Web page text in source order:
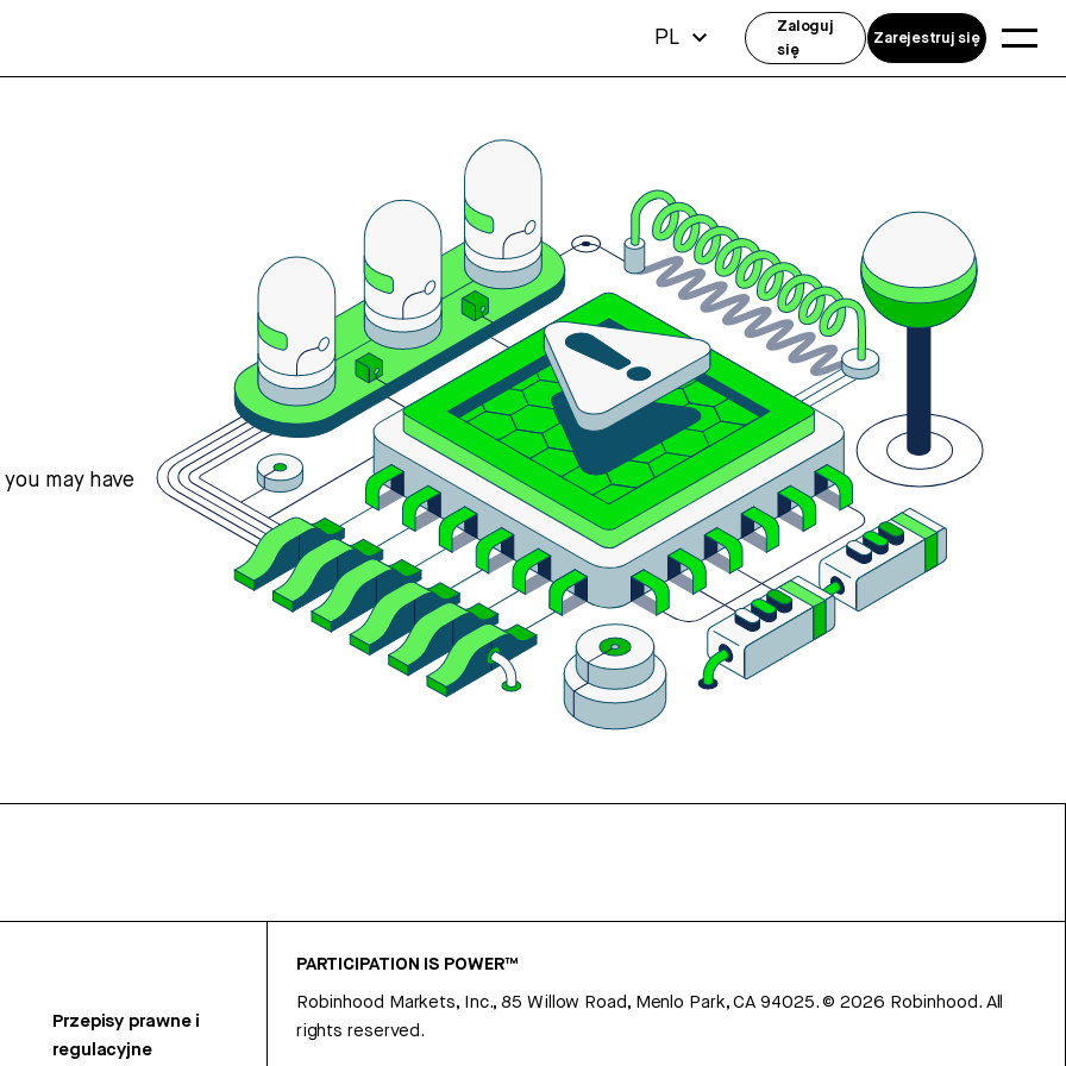
may have
Przepisy prawne i
regulacyjne
PARTICIPATION IS POWER™
Robinhood Markets, Inc., 85 Willow Road, Menlo Park, CA 94025.©2026 Robinhood. All
rights reserved.
PL
Zaloguj
się
Zarejestruj się